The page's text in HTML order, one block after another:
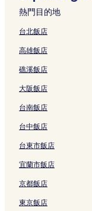
g
b
e
b
I
H
G
的
結
p
a
r
h
t
e
l
的
結
u
h
a
的
結
G
o
n
b
i
P
o
r
的
結
n
t
的
結
結
l
的
連
q
i
n
連
u
h
a
的
結
結
n
d
M
t
o
p
a
r
H
t
e
l
的
連
結
l
a
n
Z
u
h
a
i
連
u
h
a
C
t
y
C
e
t
r
b
y
I
H
G
h
a
i
o
e
l
的
連
a
i
H
t
l
的
連
結
e
Z
h
h
i
的
連
結
熱門目的地
台北飯店
高雄飯店
礁溪飯店
大阪飯店
台南飯店
台中飯店
台東市飯店
宜蘭市飯店
京都飯店
東京飯店